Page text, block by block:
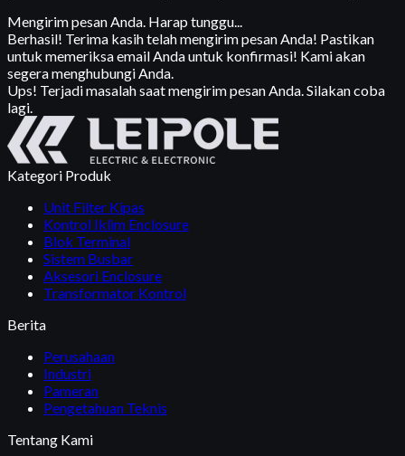
Mengirim pesan Anda. Harap tunggu...
Berhasil! Terima kasih telah mengirim pesan Anda! Pastikan
untuk memeriksa email Anda untuk konfirmasi! Kami akan
segera menghubungi Anda.
Ups! Terjadi masalah saat mengirim pesan Anda. Silakan coba
lagi.
Kategori Produk
Unit Filter Kipas
Kontrol Iklim Enclosure
Blok Terminal
Sistem Busbar
Aksesori Enclosure
Transformator Kontrol
Berita
Perusahaan
Industri
Pameran
Pengetahuan Teknis
Tentang Kami